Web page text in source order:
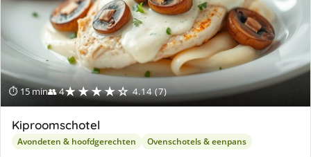
⏱ 15 min👥 4★★★★☆ 4.14 (7)
Kiproomschotel
Avondeten & hoofdgerechten Ovenschotels & eenpans